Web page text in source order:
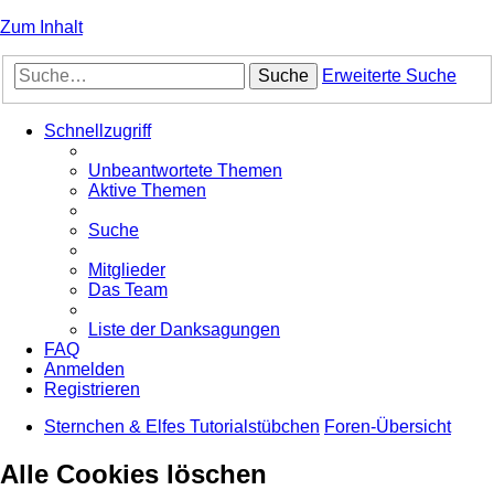
Zum Inhalt
Suche Erweiterte Suche
Schnellzugriff
Unbeantwortete Themen
Aktive Themen
Suche
Mitglieder
Das Team
Liste der Danksagungen
FAQ
Anmelden
Registrieren
Sternchen & Elfes Tutorialstübchen Foren-Übersicht
Alle Cookies löschen